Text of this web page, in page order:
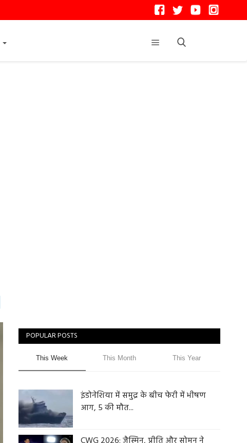
POPULAR POSTS
This Week This Month This Year
इंडोनेशिया में समुद्र के बीच फेरी में भीषण
आग, 5 की मौत...